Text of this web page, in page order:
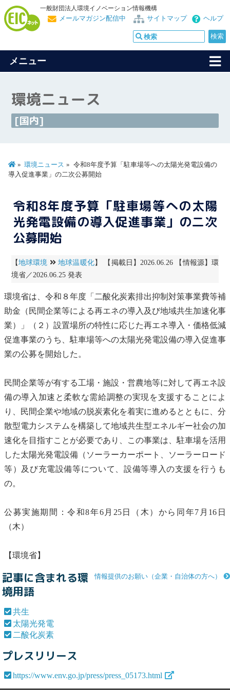
一般財団法人環境イノベーション情報機構
ヘルプ
サイトマップ
メールマガジン配信中
メニュー
環境ニュース
[国内]
環境ニュース
令和8年度予算「駐車場等への太陽光発電設備の
導入促進事業」の二次公募開始
令和8年度予算「駐車場等への太陽
光発電設備の導入促進事業」の二次
公募開始
【地球環境 地球温暖化】 【掲載日】2026.06.26 【情報源】環
境省／2026.06.25 発表
環境省は、令和８年度「 二酸化炭素排出抑制対策事業費等補
助金（民間企業等による再エネの導入及び地域共生加速化事
業）」（２）設置場所の特性に応じた再エネ導入・価格低減
促進事業のうち、駐車場等への太陽光発電設備の導入促進事
業の公募を開始した。
民間企業等が有する工場・施設・営農地等に対して再エネ設
備の導入加速と柔軟な需給調整の実現を支援することによ
り、民間企業や地域の脱炭素化を着実に進めるとともに、分
散型電力システムを構築して地域共生型エネルギー社会の加
速化を目指すことが必要であり、この事業は、駐車場を活用
した太陽光発電設備（ソーラーカーポート、ソーラーロード
等）及び充電設備等について、設備等導入の支援を行うも
の。
公募実施期間：令和8年6月25日（木）から同年7月16日
（木）
【環境省】
情報提供のお願い（企業・自治体の方へ）
記事に含まれる環
境用語
共生
太陽光発電
二酸化炭素
プレスリリース
https://www.env.go.jp/press/press_05173.html